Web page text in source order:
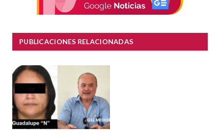
PUBLICACIONES RELACIONADAS